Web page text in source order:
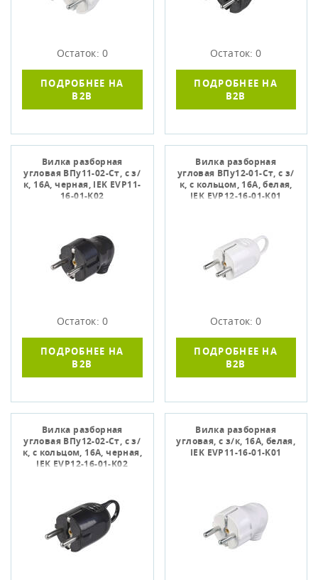
Остаток: 0
ПОДРОБНЕЕ НА
B2B
Остаток: 0
ПОДРОБНЕЕ НА
B2B
Вилка разборная
угловая ВПу11-02-Ст, с з/
к, 16А, черная, IEK EVP11-
16-01-K02
Остаток: 0
ПОДРОБНЕЕ НА
B2B
Вилка разборная
угловая ВПу12-01-Ст, с з/
к, с кольцом, 16А, белая,
IEK EVP12-16-01-K01
Остаток: 0
ПОДРОБНЕЕ НА
B2B
Вилка разборная
угловая ВПу12-02-Ст, с з/
к, с кольцом, 16А, черная,
IEK EVP12-16-01-K02
Вилка разборная
угловая, с з/к, 16А, белая,
IEK EVP11-16-01-K01